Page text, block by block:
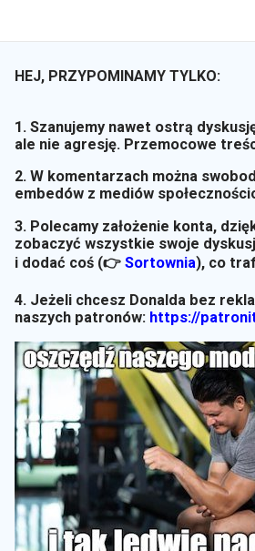
HEJ, PRZYPOMINAMY TYLKO:
1. Szanujemy nawet ostrą
ale nie agresję. Przemocowe
2. W komentarzach można
embedów z mediów
3. Polecamy założenie konta,
zobaczyć wszystkie swoje
i dodać coś (👉 Sortownia), co
4. Jeżeli chcesz Donalda bez
naszych patronów: https://